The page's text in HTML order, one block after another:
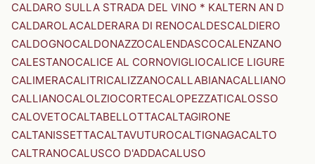
CALDARO SULLA STRADA DEL VINO * KALTERN AN D
CALDAROLACALDERARA DI RENOCALDESCALDIERO
CALDOGNOCALDONAZZOCALENDASCOCALENZANO
CALESTANOCALICE AL CORNOVIGLIOCALICE LIGURE
CALIMERACALITRICALIZZANOCALLABIANACALLIANO
CALLIANOCALOLZIOCORTECALOPEZZATICALOSSO
CALOVETOCALTABELLOTTACALTAGIRONE
CALTANISSETTACALTAVUTUROCALTIGNAGACALTO
CALTRANOCALUSCO D'ADDACALUSO